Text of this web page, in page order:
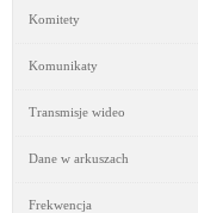
Komitety
Komunikaty
Transmisje wideo
Dane w arkuszach
Frekwencja